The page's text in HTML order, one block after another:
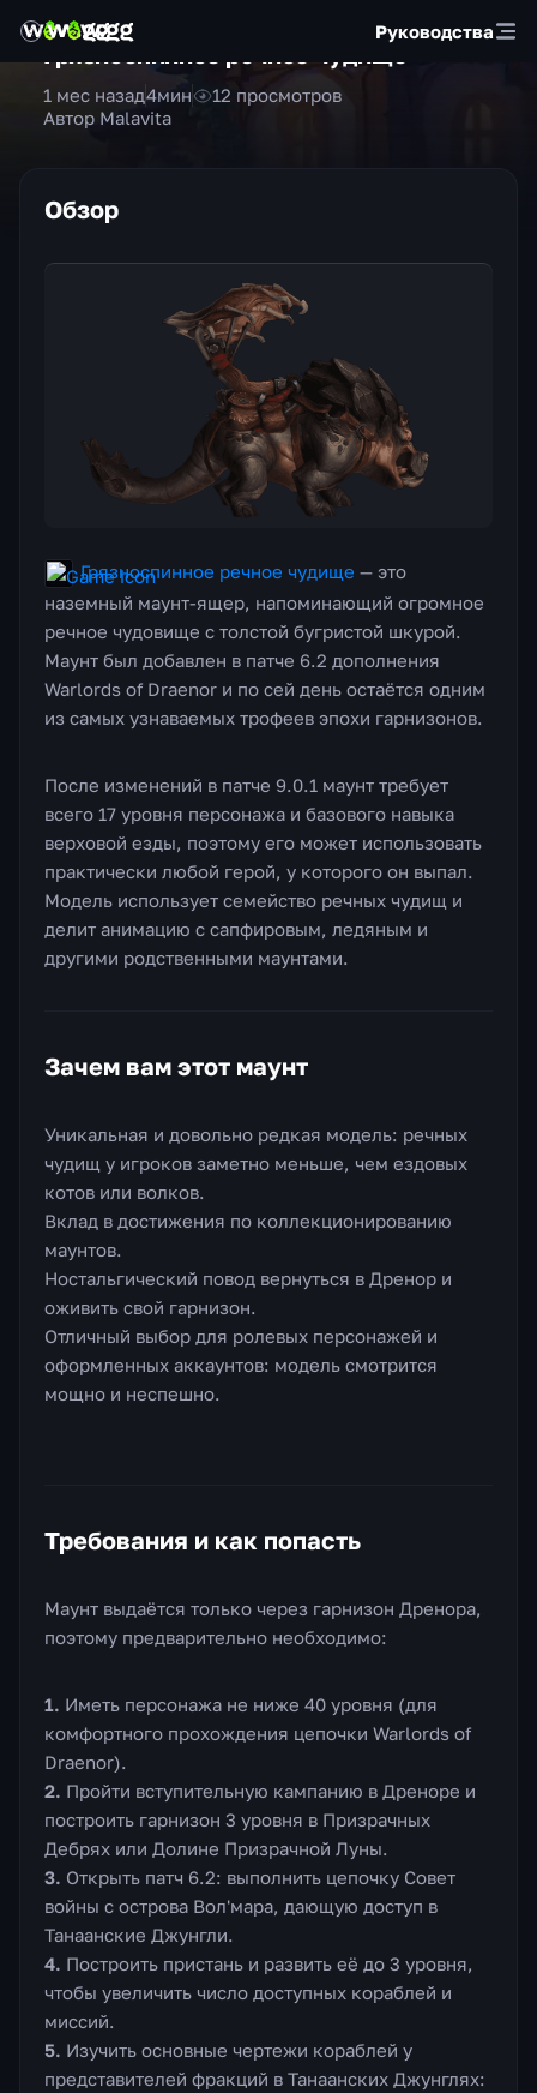
Руководства
Автор Malavita
1 мес назад4мин 12 просмотров
Обзор
Грязноспинное речное чудище — это
наземный маунт-ящер, напоминающий огромное
речное чудовище с толстой бугристой шкурой.
Маунт был добавлен в патче 6.2 дополнения
Warlords of Draenor и по сей день остаётся одним
из самых узнаваемых трофеев эпохи гарнизонов.
После изменений в патче 9.0.1 маунт требует
всего 17 уровня персонажа и базового навыка
верховой езды, поэтому его может использовать
практически любой герой, у которого он выпал.
Модель использует семейство речных чудищ и
делит анимацию с сапфировым, ледяным и
другими родственными маунтами.
Зачем вам этот маунт
Уникальная и довольно редкая модель: речных
чудищ у игроков заметно меньше, чем ездовых
котов или волков.
Вклад в достижения по коллекционированию
маунтов.
Ностальгический повод вернуться в Дренор и
оживить свой гарнизон.
Отличный выбор для ролевых персонажей и
оформленных аккаунтов: модель смотрится
мощно и неспешно.
Требования и как попасть
Маунт выдаётся только через гарнизон Дренора,
поэтому предварительно необходимо:
Иметь персонажа не ниже 40 уровня (для
комфортного прохождения цепочки Warlords of
Draenor).
Пройти вступительную кампанию в Дреноре и
построить гарнизон 3 уровня в Призрачных
Дебрях или Долине Призрачной Луны.
Открыть патч 6.2: выполнить цепочку Совет
войны с острова Вол'мара, дающую доступ в
Танаанские Джунгли.
Построить пристань и развить её до 3 уровня,
чтобы увеличить число доступных кораблей и
миссий.
Изучить основные чертежи кораблей у
представителей фракций в Танаанских Джунглях: